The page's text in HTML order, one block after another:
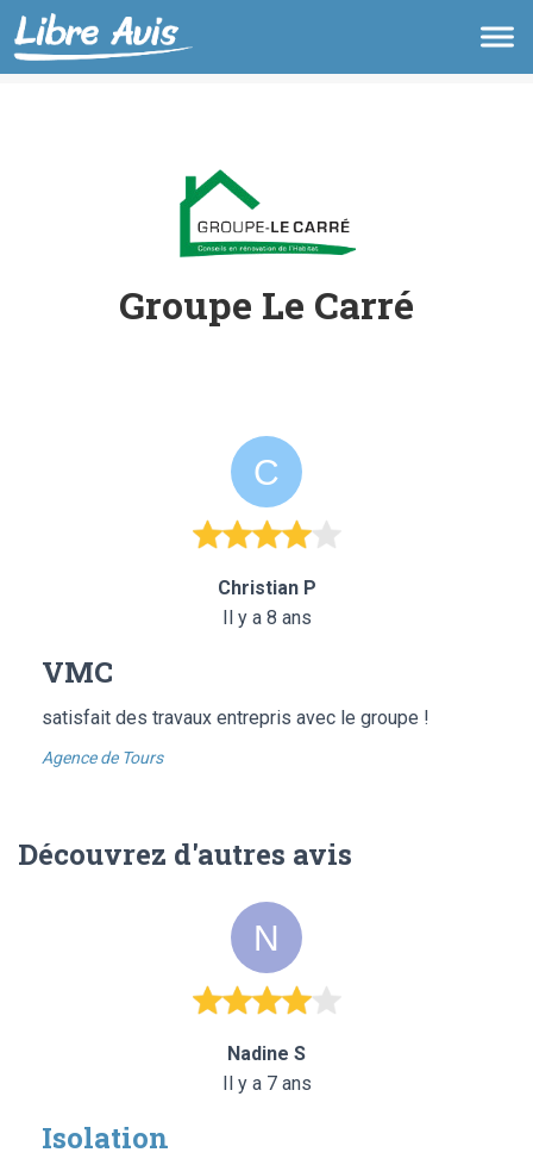
Groupe Le Carré
Christian P
Il y a 8 ans
VMC
satisfait des travaux entrepris avec le groupe !
Agence de Tours
Découvrez d'autres avis
Nadine S
Il y a 7 ans
Isolation